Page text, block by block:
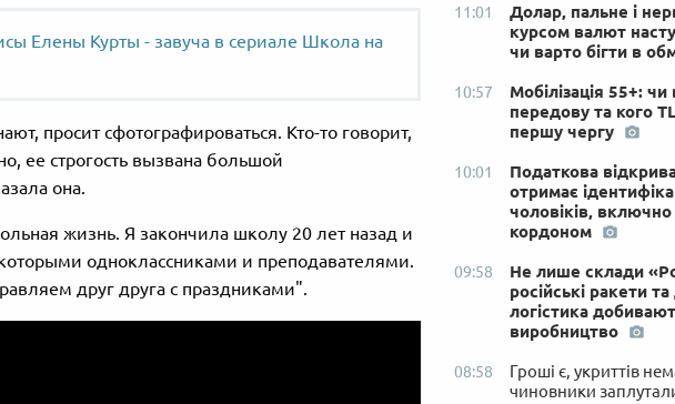
Елены Курты - завуча в сериале Школа на
просит сфотографироваться. Кто-то говорит,
ее строгость вызвана большой
она.
жизнь. Я закончила школу 20 лет назад и
одноклассниками и преподавателями.
друг друга с праздниками".
11:01
Долар, пальне і
курсом валют
чи варто бігти в
10:57
Мобілізація 55+:
передову та кого
першу чергу
10:01
Податкова
отримає
чоловіків, включно
кордоном
09:58
Не лише склади
російські ракети
логістика
виробництво
08:58
Гроші є, укриттів
чиновники